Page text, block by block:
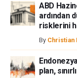
ABD
ardından
risklerini
By Christian
plan,